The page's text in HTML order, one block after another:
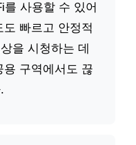
사용할 수 있어
빠르고 안정적
을 시청하는 데
구역에서도 끊